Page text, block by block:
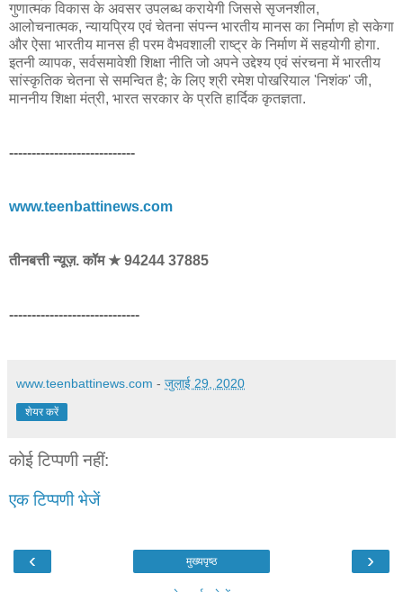
गुणात्मक विकास के अवसर उपलब्ध करायेगी जिससे सृजनशील,
आलोचनात्मक, न्यायप्रिय एवं चेतना संपन्न भारतीय मानस का निर्माण हो सकेगा
और ऐसा भारतीय मानस ही परम वैभवशाली राष्ट्र के निर्माण में सहयोगी होगा.
इतनी व्यापक, सर्वसमावेशी शिक्षा नीति जो अपने उद्देश्य एवं संरचना में भारतीय
सांस्कृतिक चेतना से समन्वित है; के लिए श्री रमेश पोखरियाल 'निशंक' जी,
माननीय शिक्षा मंत्री, भारत सरकार के प्रति हार्दिक कृतज्ञता.
----------------------------
www.teenbattinews.com
तीनबत्ती न्यूज़. कॉम ★ 94244 37885
-----------------------------
www.teenbattinews.com - जुलाई 29, 2020
शेयर करें
कोई टिप्पणी नहीं:
एक टिप्पणी भेजें
‹ ›
मुख्यपृष्ठ